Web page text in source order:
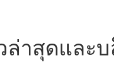
ล่าสุดและ